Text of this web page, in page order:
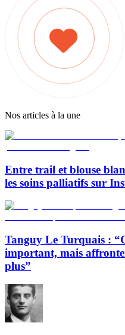
Nos articles à la une
Entre trail et blouse
les soins palliatifs sur
Tanguy Le Turquais :
important, mais
plus”